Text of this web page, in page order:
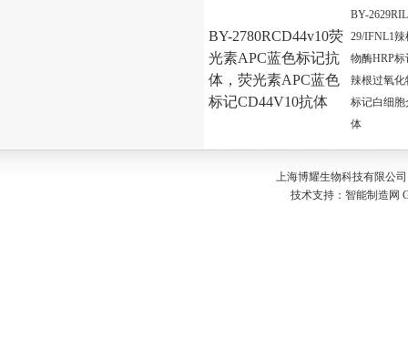
BY-2780RCD44v10荧
光素APC蓝色标记抗
体，荧光素APC蓝色
标记CD44V10抗体
BY-
29/IFNL1
物酶HRP
辣根过氧化
标记白细胞
体
上海博耀生物科技有限公
技术支持： 智能制造网